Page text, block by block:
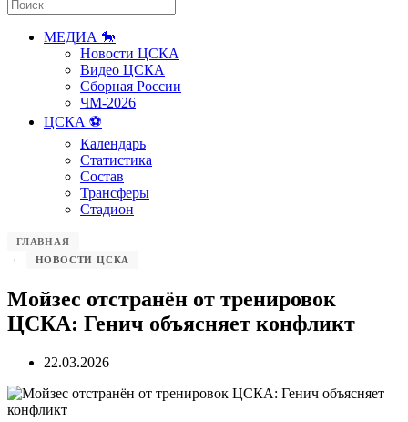
МЕДИА 🐎
Новости ЦСКА
Видео ЦСКА
Сборная России
ЧМ-2026
ЦСКА ⚽️
Календарь
Статистика
Состав
Трансферы
Стадион
ГЛАВНАЯ
НОВОСТИ ЦСКА
Мойзес отстранён от тренировок
ЦСКА: Генич объясняет конфликт
22.03.2026